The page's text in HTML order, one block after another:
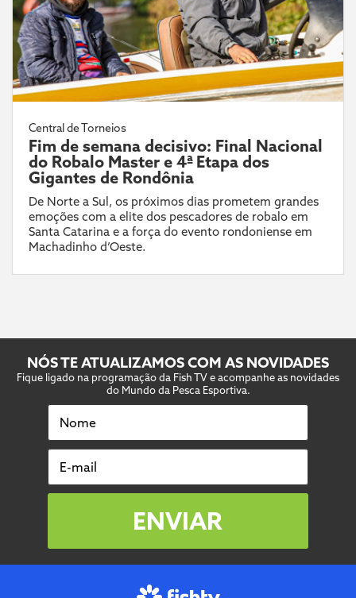
Central de Torneios
Fim de semana decisivo: Final Nacional
do Robalo Master e 4ª Etapa dos
Gigantes de Rondônia
De Norte a Sul, os próximos dias prometem grandes
emoções com a elite dos pescadores de robalo em
Santa Catarina e a força do evento rondoniense em
Machadinho d’Oeste.
NÓS TE ATUALIZAMOS COM AS NOVIDADES
Fique ligado na programação da Fish TV e acompanhe as novidades
do Mundo da Pesca Esportiva.
Nome
E-mail
ENVIAR